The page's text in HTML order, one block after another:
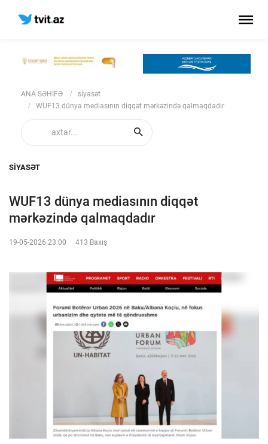
ANA SƏHİFƏ
siyasət
WUF13 dünya mediasının diqqət mərkəzində qalmaqdadır
SIYASƏT
WUF13 dünya mediasının diqqət
mərkəzində qalmaqdadır
19-05-2026 23:00 413 Baxış